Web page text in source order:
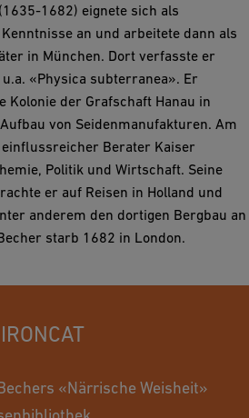
1682) eignete sich als
an und arbeitete dann als
in München. Dort verfasste er
«Physica subterranea». Er
Kolonie der Grafschaft Hanau in
von Seidenmanufakturen. Am
Berater Kaiser
Politik und Wirtschaft. Seine
er auf Reisen in Holland und
anderem den dortigen Bergbau an
starb 1682 in London.
«Närrische Weisheit»